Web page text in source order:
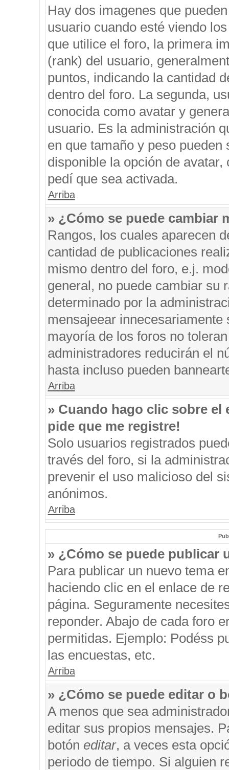
Hay dos imagenes que
usuario cuando esté viendo
que utilice el foro, la primera
(rank) del usuario,
puntos, indicando la cantidad
dentro del foro. La segunda,
conocida como avatar y
usuario. Es la administración
en que tamaño y peso
disponible la opción de
pedí que sea activada.
Arriba
» ¿Cómo se puede cambiar
Rangos, los cuales aparecen
cantidad de publicaciones
mismo dentro del foro, e.j.
general, no puede cambiar su
determinado por la
mensajeear
mayoría de los foros no
administradores reducirán el
hasta incluso pueden
Arriba
» Cuando hago clic sobre el
pide que me registre!
Solo usuarios registrados
través del foro, si la
prevenir el uso malicioso del
anónimos.
Arriba
» ¿Cómo se puede publicar
Para publicar un nuevo tema
haciendo clic en el enlace de
página. Seguramente
reponder. Abajo de cada foro
permitidas. Ejemplo: Podéss
las encuestas, etc.
Arriba
» ¿Cómo se puede editar o
A menos que sea
editar sus propios mensajes.
botón editar, a veces esta
periodo de tiempo. Si alguien